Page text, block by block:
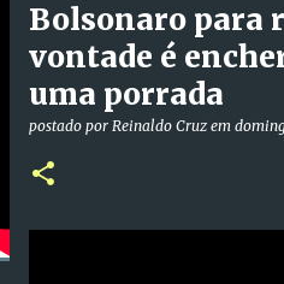
Bolsonaro para
vontade é
uma porrada
postado por Reinaldo Cruz em